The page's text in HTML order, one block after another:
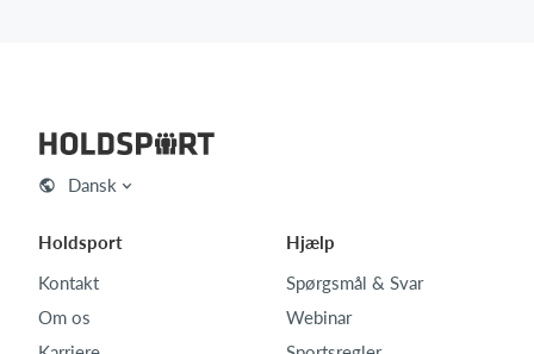
Dansk
Holdsport
Kontakt
Om os
Hjælp
Spørgsmål & Svar
Webinar